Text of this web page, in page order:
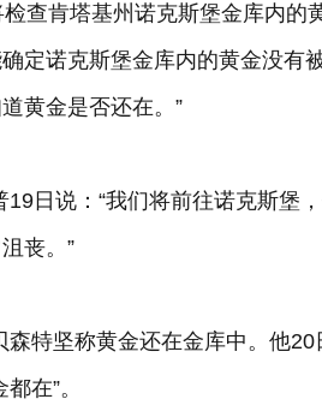
查肯塔基州诺克斯堡金库内的
定诺克斯堡金库内的黄金没有
黄金是否还在。”
19日说：“我们将前往诺克斯堡
丧。”
森特坚称黄金还在金库中。他
在”。